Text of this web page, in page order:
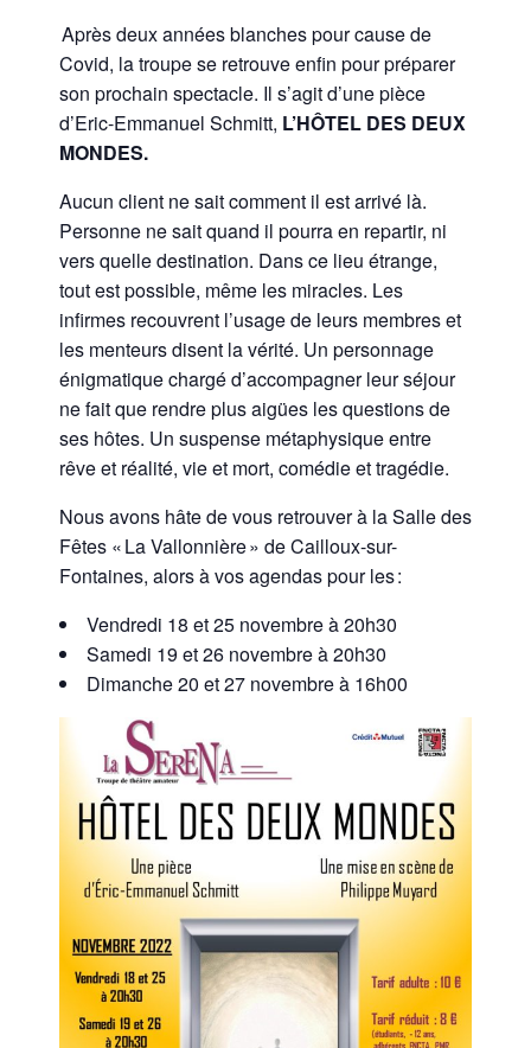
Après deux années blanches pour cause de
Covid, la troupe se retrouve enfin pour préparer
son prochain spectacle. Il s’agit d’une pièce
d’Eric-Emmanuel Schmitt, L’HÔTEL DES DEUX
MONDES.
Aucun client ne sait comment il est arrivé là.
Personne ne sait quand il pourra en repartir, ni
vers quelle destination. Dans ce lieu étrange,
tout est possible, même les miracles. Les
infirmes recouvrent l’usage de leurs membres et
les menteurs disent la vérité. Un personnage
énigmatique chargé d’accompagner leur séjour
ne fait que rendre plus aigües les questions de
ses hôtes. Un suspense métaphysique entre
rêve et réalité, vie et mort, comédie et tragédie.
Nous avons hâte de vous retrouver à la Salle des
Fêtes « La Vallonnière » de Cailloux-sur-
Fontaines, alors à vos agendas pour les :
Vendredi 18 et 25 novembre à 20h30
Samedi 19 et 26 novembre à 20h30
Dimanche 20 et 27 novembre à 16h00